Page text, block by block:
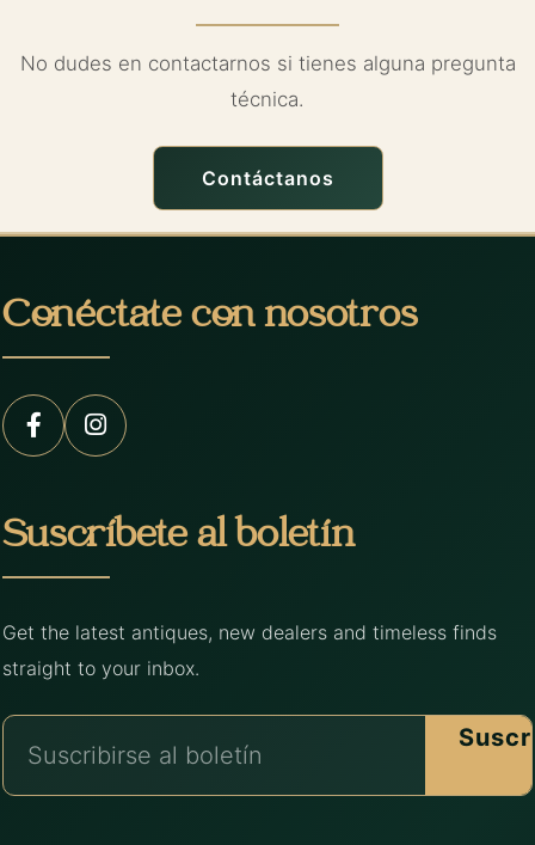
No dudes en contactarnos si tienes alguna pregunta
técnica.
Contáctanos
Conéctate con nosotros
Suscríbete al boletín
Get the latest antiques, new dealers and timeless finds
straight to your inbox.